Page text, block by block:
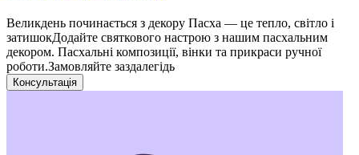
Великдень починається з декору Пасха — це тепло, світло і
затишокДодайте святкового настрою з нашим пасхальним
декором. Пасхальні композиції, вінки та прикраси ручної
роботи.Замовляйте заздалегідь
Консультація